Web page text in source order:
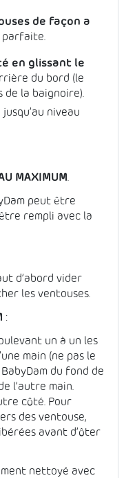
de façon a
en glissant le
du bord (le
la baignoire).
niveau
MAXIMUM.
peut être
rempli avec la
d’abord vider
les ventouses.
:
un à un les
main (ne pas le
du fond de
l’autre main.
côté. Pour
des ventouse,
avant d’ôter
nettoyé avec